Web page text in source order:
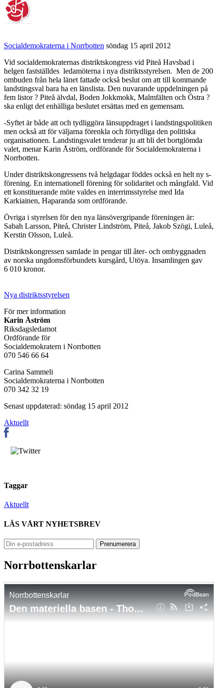
Socialdemokraterna i Norrbotten söndag 15 april 2012
Vid socialdemokraternas distriktskongress vid Piteå Havsbad i
helgen fastställdes ledamöterna i nya distriktsstyrelsen. Men de 200
ombuden från hela länet fattade också beslut om att till kommande
landstingsval bara ha en länslista. Den nuvarande uppdelningen på
fem listor ? Piteå älvdal, Boden Jokkmokk, Malmfälten och Östra ?
ska enligt det enhälliga beslutet ersättas med en gemensam.
-Syftet är både att och tydliggöra länsuppdraget i landstingspolitiken
men också att för väljarna förenkla och förtydliga den politiska
organisationen. Landstingsvalet tenderar ju att bli det bortglömda
valet, menar Karin Åström, ordförande för Socialdemokraterna i
Norrbotten.
Under distriktskongressens två helgdagar föddes också en helt ny s-
förening. En internationell förening för solidaritet och mångfald. Vid
ett konstituerande möte valdes en interrimsstyrelse med Ida
Karkiainen, Haparanda som ordförande.
Övriga i styrelsen för den nya länsövergripande föreningen är:
Sabah Larsson, Piteå, Christer Lindström, Piteå, Jakob Szögi, Luleå,
Kerstin Olsson, Luleå.
Distriktskongressen samlade in pengar till åter- och ombyggnaden
av norska ungdomsförbundets kursgård, Utöya. Insamlingen gav
6 010 kronor.
Nya distriktsstyrelsen
För mer information
Karin Åström
Riksdagsledamot
Ordförande för
Socialdemokratern i Norrbotten
070 546 66 64
Carina Sammeli
Socialdemokraterna i Norrbotten
070 342 32 19
Senast uppdaterad: söndag 15 april 2012
Aktuellt
Taggar
Aktuellt
LÄS VÅRT NYHETSBREV
Norrbottenskarlar